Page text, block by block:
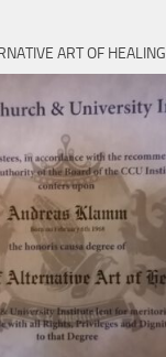
ART OF HEALING